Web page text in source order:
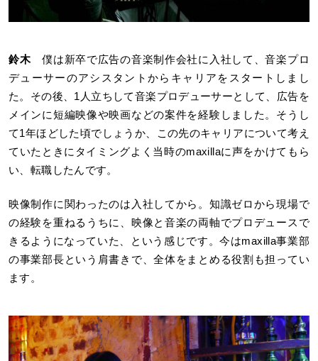
鈴木僕は新卒で広告の音楽制作会社に入社して、音楽プロ
デューサーのアシスタントからキャリアをスタートしまし
た。その後、1人立ちして音楽プロデューサーとして、広告を
メインに短編映像や映画などの案件を経験しました。そうし
て1年ほどした頃でしょうか、この先のキャリアについて考え
ていたときにタイミングよく当時のmaxillaに声をかけてもら
い、転職したんです。
映像制作に関わったのは入社してから。知識ゼロから現場で
の経験を重ねるうちに、映像と音楽の両軸でプロデュースで
きるようになっていた、という感じです。今はmaxilla事業部
の事業部長という肩書きで、全体をまとめる役割も担ってい
ます。